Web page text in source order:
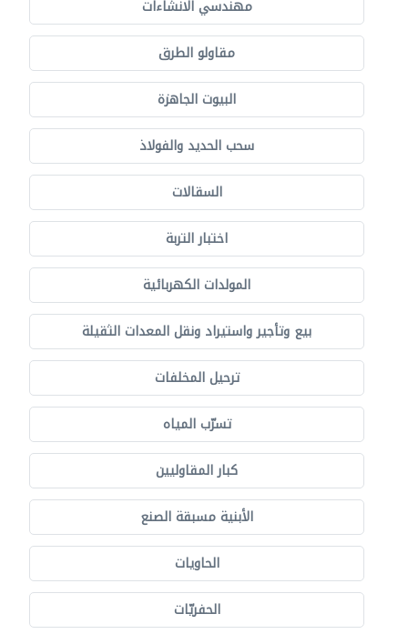
مهندسي الانشاءات
مقاولو الطرق
البيوت الجاهزة
سحب الحديد والفولاذ
السقالات
اختبار التربة
المولدات الكهربائية
بيع وتأجير واستيراد ونقل المعدات الثقيلة
ترحيل المخلفات
تسرّب المياه
كبار المقاوليين
الأبنية مسبقة الصنع
الحاويات
الحفريّات